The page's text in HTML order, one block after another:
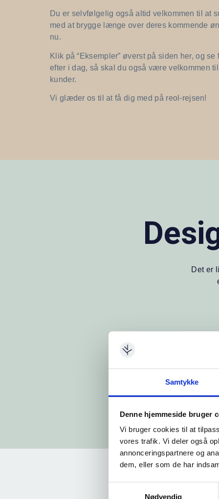
Samtykke
Denne hjemmeside bruger
Vi bruger cookies til at
vores trafik. Vi deler også
annonceringspartnere og
dem, eller som de har
Nødvendig
Du er selvfølgelig også altid velkommen til at
med at brygge længe over deres kommende
nu.
Klik på “Eksempler” øverst på siden her, og
efter i dag, så skal du også være velkommen
kunder.
Vi glæder os til at få dig med på reol-rejsen!
Det er